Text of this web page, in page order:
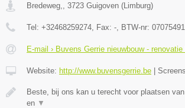
Bredeweg, 3723 Guigoven ( Limburg)
Tel: +32468259274 , Fax: - , BTW-nr:
E-mail › Buvens Gerrie nieuwbouw -
Website: http://www.buvensgerrie.be
Beste, bij ons kan u terecht voor plaatsen
en ▼